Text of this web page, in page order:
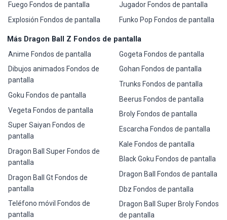
Fuego Fondos de pantalla
Explosión Fondos de pantalla
Jugador Fondos de pantalla
Funko Pop Fondos de pantalla
Más Dragon Ball Z Fondos de pantalla
Anime Fondos de pantalla
Dibujos animados Fondos de
pantalla
Goku Fondos de pantalla
Vegeta Fondos de pantalla
Super Saiyan Fondos de
pantalla
Dragon Ball Super Fondos de
pantalla
Dragon Ball Gt Fondos de
pantalla
Teléfono móvil Fondos de
pantalla
Gogeta Fondos de pantalla
Gohan Fondos de pantalla
Trunks Fondos de pantalla
Beerus Fondos de pantalla
Broly Fondos de pantalla
Escarcha Fondos de pantalla
Kale Fondos de pantalla
Black Goku Fondos de pantalla
Dragon Ball Fondos de pantalla
Dbz Fondos de pantalla
Dragon Ball Super Broly Fondos
de pantalla